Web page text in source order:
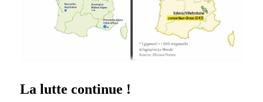
La lutte continue !